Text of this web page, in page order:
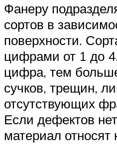
Фанеру
сортов в
поверхности.
цифрами от 1 до
цифра, тем
сучков, трещин,
отсутствующих
Если дефектов
материал относят